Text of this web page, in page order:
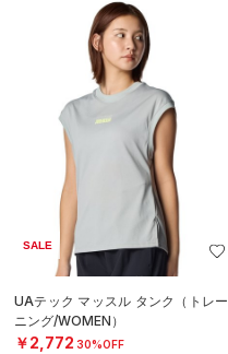
SALE
UAテック マッスル タンク（トレー
ニング/WOMEN）
￥2,772 30%OFF